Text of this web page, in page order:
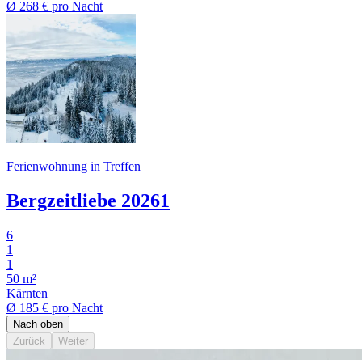
Ø 268 € pro Nacht
Ferienwohnung in Treffen
Bergzeitliebe 20261
6
1
1
50 m²
Kärnten
Ø 185 € pro Nacht
Nach oben
Zurück
Weiter